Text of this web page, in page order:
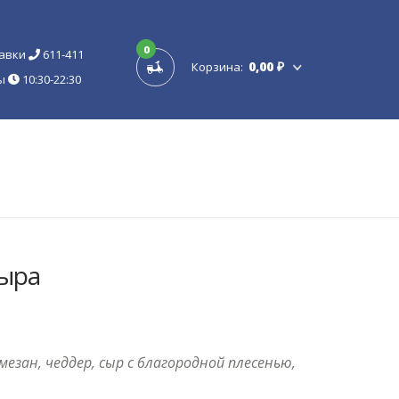
611-411
10:30-22:30
Корзина: 0,00 ₽
0
чеддер, сыр с благородной плесенью,